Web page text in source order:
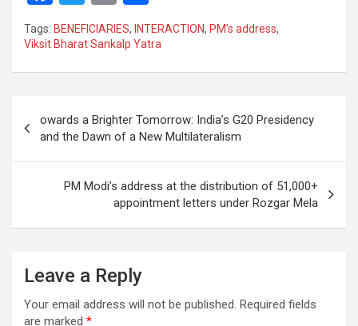
a
ce
b
o
k
wi
tt
er
m
ail
h
ar
e
Tags: BENEFICIARIES, INTERACTION, PM’s address,
Viksit Bharat Sankalp Yatra
navigation
owards a Brighter Tomorrow: India’s G20 Presidency
and the Dawn of a New Multilateralism
PM Modi’s address at the distribution of 51,000+
appointment letters under Rozgar Mela
Leave a Reply
Your email address will not be published. Required fields
are marked *